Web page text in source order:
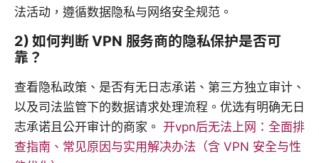
法活动，遵循数据隐私与网络安全规范。
2) 如何判断 VPN 服务商的隐私保护是否可
靠？
查看隐私政策、是否有无日志承诺、第三方独立审计、
以及司法监管下的数据请求处理流程。优选有明确无日
志承诺且公开审计的商家。 开vpn后无法上网：全面排
查指南、常见原因与实用解决办法（含 VPN 安全与性